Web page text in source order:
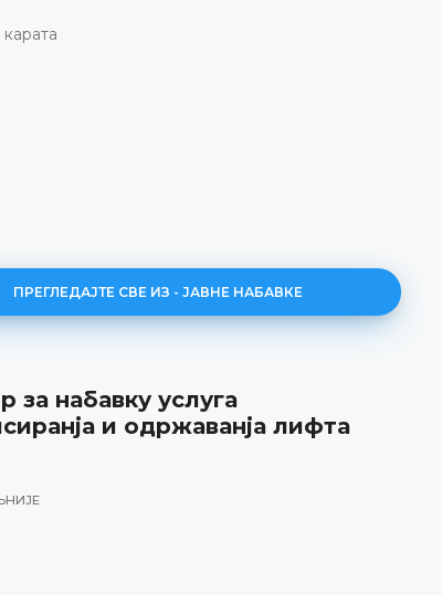
ПРЕГЛЕДАЈТЕ СВЕ ИЗ - ЈАВНЕ НАБАВКЕ
за набавку услуга
и одржаванја лифта